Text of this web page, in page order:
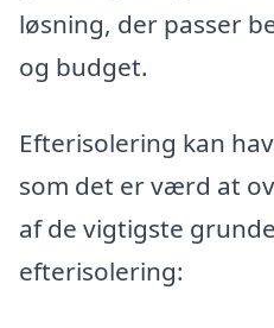
løsning, der passer
og budget.
Efterisolering kan
som det er værd at
af de vigtigste
efterisolering: